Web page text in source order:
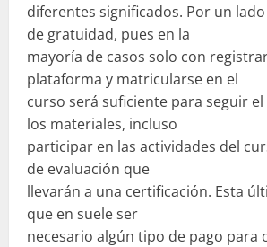
diferentes significados. Por un
de gratuidad, pues en la
mayoría de casos solo con
plataforma y matricularse en el
curso será suficiente para seguir
los materiales, incluso
participar en las actividades del
de evaluación que
llevarán a una certificación. Esta
que en suele ser
necesario algún tipo de pago para